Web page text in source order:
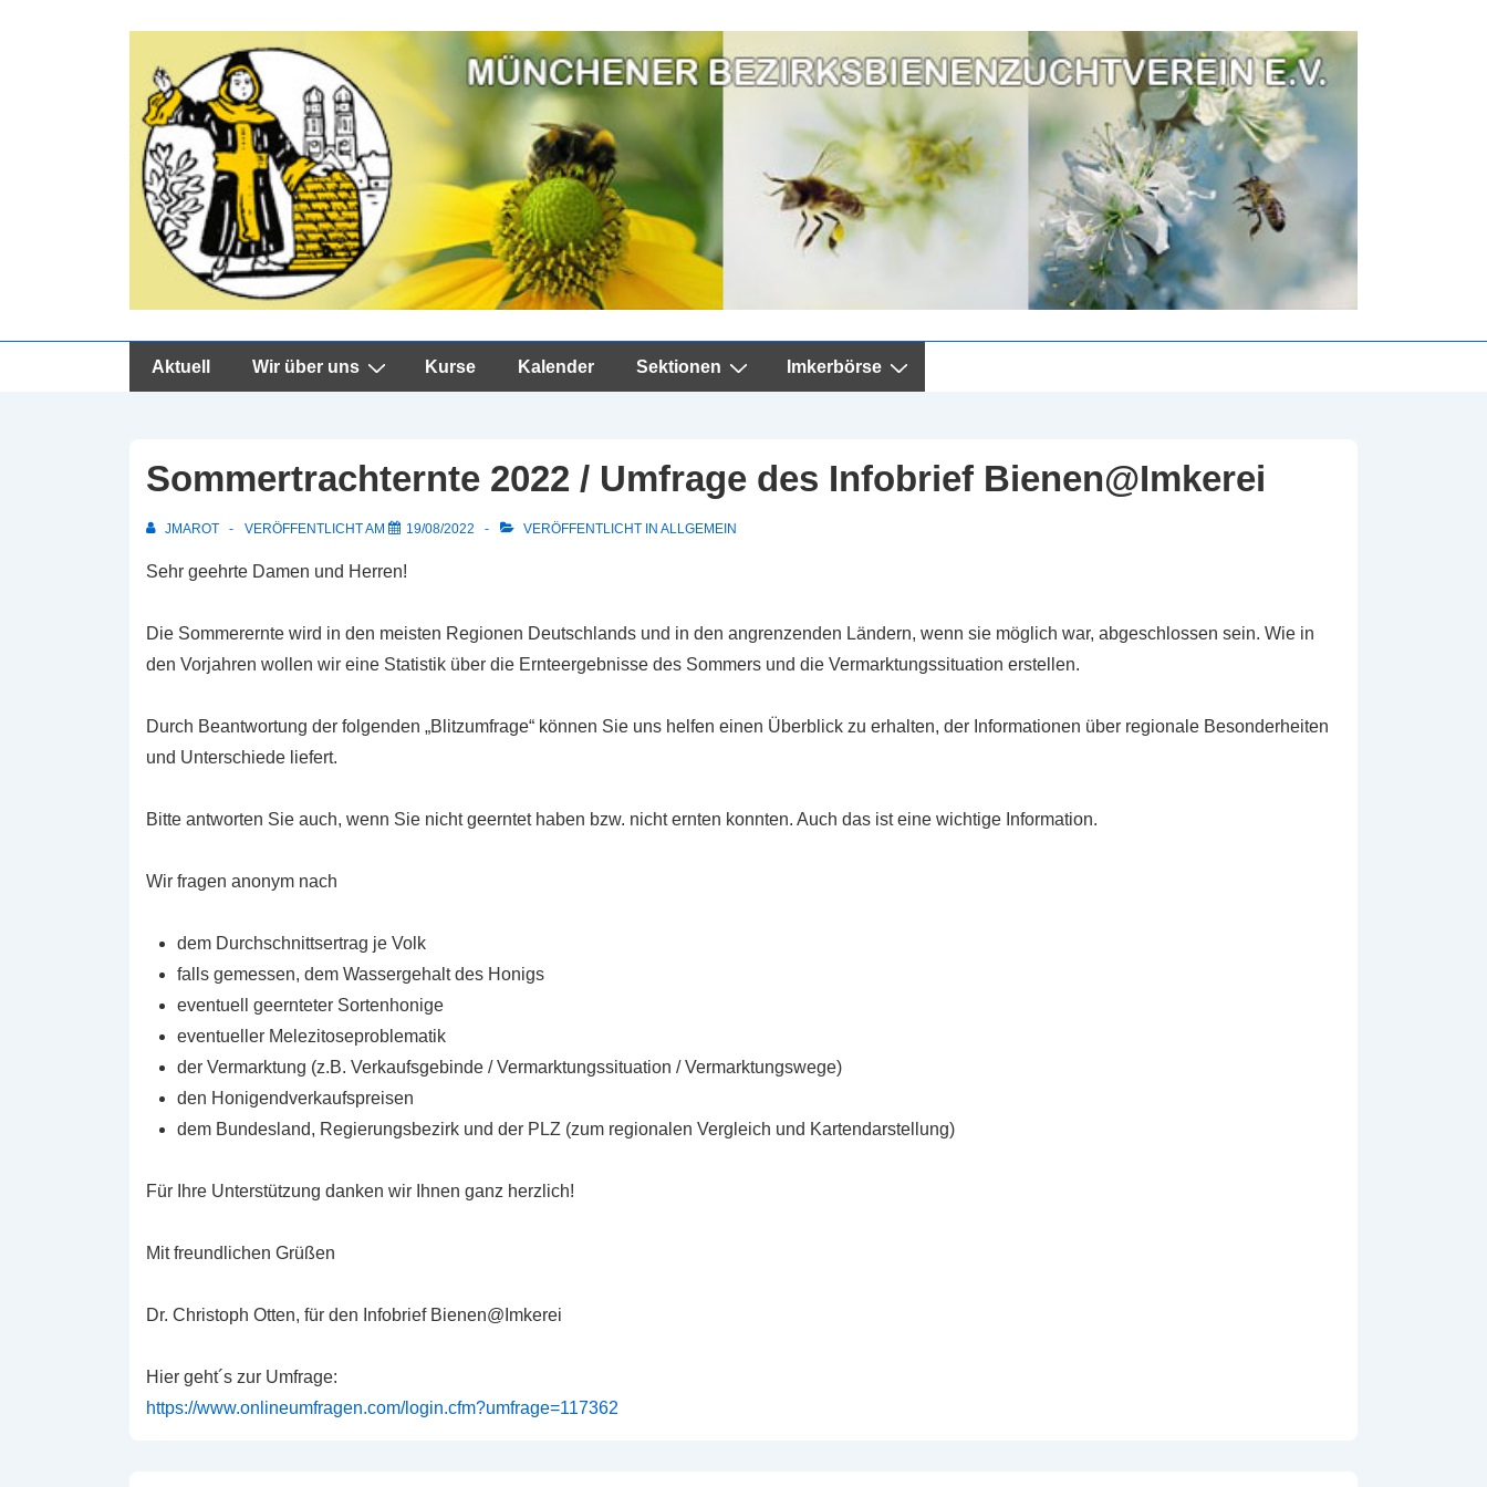
Hauptnavigation
Aktuell Wir über uns Kurse Kalender Sektionen Imkerbörse
Sommertrachternte 2022 / Umfrage des Infobrief Bienen@Imkerei
JMAROT VERÖFFENTLICHT AM 19/08/2022 VERÖFFENTLICHT IN ALLGEMEIN
Sehr geehrte Damen und Herren!
Die Sommerernte wird in den meisten Regionen Deutschlands und in den angrenzenden Ländern, wenn sie möglich war, abgeschlossen sein. Wie in
den Vorjahren wollen wir eine Statistik über die Ernteergebnisse des Sommers und die Vermarktungssituation erstellen.
Durch Beantwortung der folgenden „Blitzumfrage“ können Sie uns helfen einen Überblick zu erhalten, der Informationen über regionale Besonderheiten
und Unterschiede liefert.
Bitte antworten Sie auch, wenn Sie nicht geerntet haben bzw. nicht ernten konnten. Auch das ist eine wichtige Information.
Wir fragen anonym nach
dem Durchschnittsertrag je Volk
falls gemessen, dem Wassergehalt des Honigs
eventuell geernteter Sortenhonige
eventueller Melezitoseproblematik
der Vermarktung (z.B. Verkaufsgebinde / Vermarktungssituation / Vermarktungswege)
den Honigendverkaufspreisen
dem Bundesland, Regierungsbezirk und der PLZ (zum regionalen Vergleich und Kartendarstellung)
Für Ihre Unterstützung danken wir Ihnen ganz herzlich!
Mit freundlichen Grüßen
Dr. Christoph Otten, für den Infobrief Bienen@Imkerei
Hier geht´s zur Umfrage:
https://www.onlineumfragen.com/login.cfm?umfrage=117362